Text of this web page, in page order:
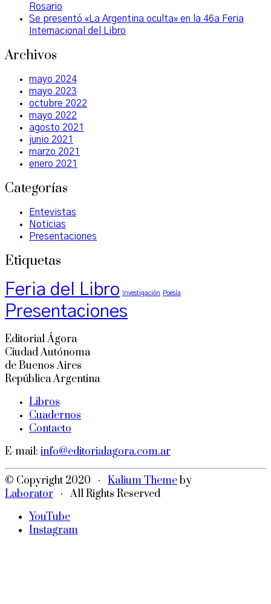
Rosario
Se presentó «La Argentina oculta» en la 46a Feria
Internacional del Libro
Archivos
mayo 2024
mayo 2023
octubre 2022
mayo 2022
agosto 2021
junio 2021
marzo 2021
enero 2021
Categorías
Entevistas
Noticias
Presentaciones
Etiquetas
Feria del Libro Investigación Poesía
Presentaciones
Editorial Ágora
Ciudad Autónoma
de Buenos Aires
República Argentina
Libros
Cuadernos
Contacto
E-mail: info@editorialagora.com.ar
© Copyright 2020 · Kalium Themeby
Laborator · All Rights Reserved
YouTube
Instagram